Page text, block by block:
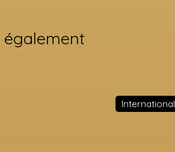
également
International